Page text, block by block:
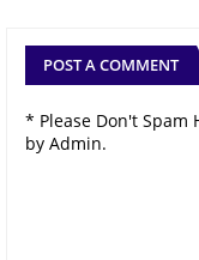
POST A COMMENT
* Please Don't Spam
by Admin.